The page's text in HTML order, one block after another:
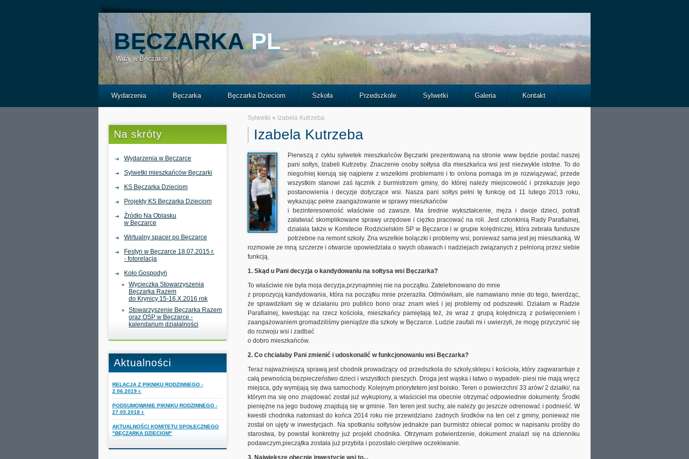
BĘCZARKA.PL
Witaj w Bęczarce
Wydarzenia Bęczarka Bęczarka Dzieciom Szkoła Przedszkole Sylwetki Galeria Kontakt
Na skróty
Wydarzenia w Bęczarce
Sylwetki mieszkańców Bęczarki
KS Bęczarka Dzieciom
Projekty KS Bęczarka Dzieciom
Źródło Na Oblasku
w Bęczarce
Wirtualny spacer po Bęczarce
Festyn w Bęczarce 18.07.2015 r.
- fotorelacja
Koło Gospodyń
Wycieczka Stowarzyszenia
Bęczarka Razem
do Krynicy 15-16.X.2016 rok
Stowarzyszenie Bęczarka Razem
oraz OSP w Bęczarce -
kalendarium działalności
Aktualności
RELACJA Z PIKNIKU RODZINNEGO -
2.06.2019 r.
PODSUMOWANIE PIKNIKU RODZINNEGO -
27.05.2018 r.
AKTUALNOŚCI KOMITETU SPOŁECZNEGO
"BĘCZARKA DZIECIOM"
Izabela Kutrzeba
Sylwetki » Izabela Kutrzeba
Pierwszą z cyklu sylwetek mieszkańców Bęczarki prezentowaną na stronie www będzie postać naszej
pani sołtys, Izabeli Kutrzeby. Znaczenie osoby sołtysa dla mieszkańca wsi jest niezwykle istotne. To do
niego/niej kierują się najpierw z wszelkimi problemami i to on/ona pomaga im je rozwiązywać, przede
wszystkim stanowi zaś łącznik z burmistrzem gminy, do której należy miejscowość i przekazuje jego
postanowienia i decyzje dotyczące wsi. Nasza pani sołtys pełni tę funkcję od 11 lutego 2013 roku,
wykazując pełne zaangażowanie w sprawy mieszkańców
i bezinteresowność właściwie od zawsze. Ma średnie wykształcenie, męża i dwoje dzieci, potrafi
załatwiać skomplikowane sprawy urzędowe i ciężko pracować na roli. Jest członkinią Rady Parafialnej,
działała także w Komitecie Rodzicielskim SP w Bęczarce i w grupie kolędniczej, która zebrała fundusze
potrzebne na remont szkoły. Zna wszelkie bolączki i problemy wsi, ponieważ sama jest jej mieszkanką. W
rozmowie ze mną szczerze i otwarcie opowiedziała o swych obawach i nadziejach związanych z pełnioną przez siebie
funkcją.
1. Skąd u Pani decyzja o kandydowaniu na sołtysa wsi Bęczarka?
To właściwie nie była moja decyzja,przynajmniej nie na początku. Zatelefonowano do mnie
z propozycją kandydowania, która na początku mnie przeraziła. Odmówiłam, ale namawiano mnie do tego, twierdząc,
że sprawdziłam się w działaniu pro publico bono oraz znam wieś i jej problemy od podszewki. Działam w Radzie
Parafialnej, kwestując na rzecz kościoła, mieszkańcy pamiętają też, że wraz z grupą kolędniczą z poświęceniem i
zaangażowaniem gromadziliśmy pieniądze dla szkoły w Bęczarce. Ludzie zaufali mi i uwierzyli, że mogę przyczynić się
do rozwoju wsi i zadbać
o dobro mieszkańców.
2. Co chciałaby Pani zmienić i udoskonalić w funkcjonowaniu wsi Bęczarka?
Teraz najważniejszą sprawą jest chodnik prowadzący od przedszkola do szkoły,sklepu i kościoła, który zagwarantuje z
całą pewnością bezpieczeństwo dzieci i wszystkich pieszych. Droga jest wąska i łatwo o wypadek- piesi nie mają wręcz
miejsca, gdy wymijają się dwa samochody. Kolejnym priorytetem jest boisko. Teren o powierzchni 33 arów/ 2 działki/, na
którym ma się ono znajdować został już wykupiony, a właściciel ma obecnie otrzymać odpowiednie dokumenty. Środki
pieniężne na jego budowę znajdują się w gminie. Ten teren jest suchy, ale należy go jeszcze odrenować i podnieść. W
kwestii chodnika natomiast do końca 2014 roku nie przewidziano żadnych środków na ten cel z gminy, ponieważ nie
został on ujęty w inwestycjach. Na spotkaniu sołtysów jednakże pan burmistrz obiecał pomoc w napisaniu prośby do
starostwa, by powstał konkretny już projekt chodnika. Otrzymam potwierdzenie, dokument znalazł się na dzienniku
podawczym,pieczątka została już przybita i pozostało cierpliwe oczekiwanie.
3. Największe obecnie inwestycje wsi to...